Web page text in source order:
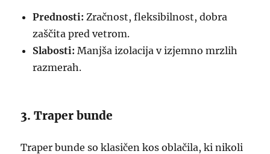
Prednosti: Zračnost, fleksibilnost, dobra
zaščita pred vetrom.
Slabosti: Manjša izolacija v izjemno mrzlih
razmerah.
3. Traper bunde
Traper bunde so klasičen kos oblačila, ki nikoli